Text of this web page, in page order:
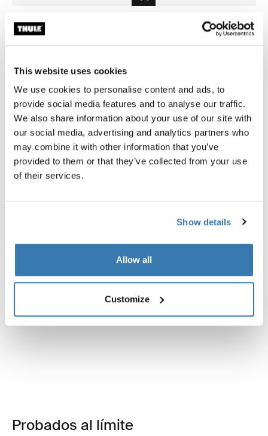
This website uses cookies
We use cookies to personalise content and ads, to
provide social media features and to analyse our traffic.
We also share information about your use of our site with
our social media, advertising and analytics partners who
may combine it with other information that you’ve
provided to them or that they’ve collected from your use
of their services.
Show details
Allow all
Customize
Thule power bank 10k
banco de energía
Thule compression packing
organizador de viaje, a
pequeño verde suave
Toggle overview
Descripción del producto
Probados al límite